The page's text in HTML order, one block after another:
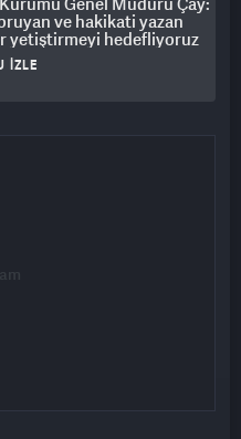
ve hakikati yazan
yetiştirmeyi hedefliyoruz
İZLE